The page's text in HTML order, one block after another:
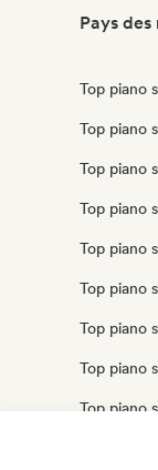
Pays
Top piano
Top piano
Top piano
Top piano
Top piano
Top piano
Top piano
Top piano
Top piano